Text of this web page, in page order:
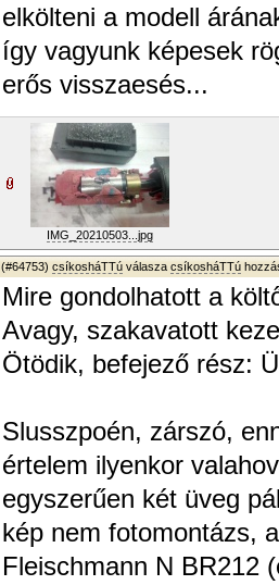
elkölteni a modell
így vagyunk képesek
erős visszaesés...
IMG_20210503...jpg
(#64753) csíkosháTTú válasza csíkosháTTú
Mire gondolhatott a
Avagy, szakavatott
Ötödik, befejező rész:
Slusszpoén, zárszó,
értelem ilyenkor
egyszerűen két üveg
kép nem fotomontázs,
Fleischmann N BR212